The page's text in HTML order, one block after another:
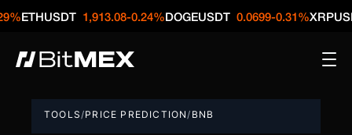
1,913.08-0.24%DOGEUSDT 0.0699 -0.31%XRPUSDT
TOOLS /PRICE PREDICTION / BNB